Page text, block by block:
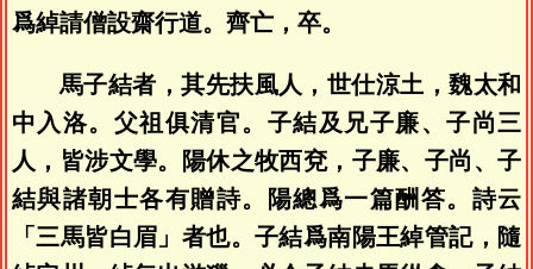
爲綽請僧設齋行道。齊亡，卒。
馬子結者，其先扶風人，世仕涼土，魏太和
中入洛。父祖俱清官。子結及兄子廉、子尚三
人，皆涉文學。陽休之牧西兗，子廉、子尚、子
結與諸朝士各有贈詩。陽總爲一篇酬答。詩云
「三馬皆白眉」者也。子結爲南陽王綽管記，隨